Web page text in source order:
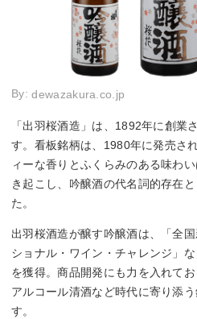
By:dewazakura.co.jp
「出羽桜酒造」は、1892年に創業
す。看板銘柄は、1980年に発売さ
ィーな香りとふくらみのある味わ
き起こし、吟醸酒の代名詞的存在
た。
出羽桜酒造が醸す吟醸酒は、「全
ショナル・ワイン・チャレンジ」
を獲得。商品開発にも力を入れて
アルコール清酒など時代に寄り添
す。